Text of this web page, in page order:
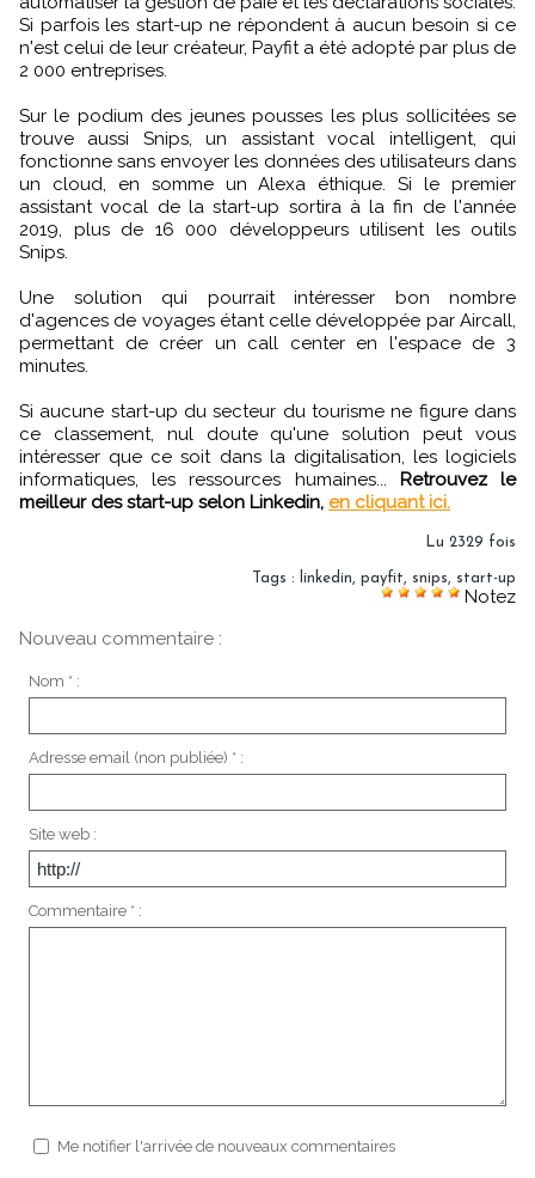
Si parfois les start-up ne répondent à aucun besoin si ce
n'est celui de leur créateur, Payfit a été adopté par plus de
2 000 entreprises.
Sur le podium des jeunes pousses les plus sollicitées se
trouve aussi Snips, un assistant vocal intelligent, qui
fonctionne sans envoyer les données des utilisateurs dans
un cloud, en somme un Alexa éthique. Si le premier
assistant vocal de la start-up sortira à la fin de l'année
2019, plus de 16 000 développeurs utilisent les outils
Snips.
Une solution qui pourrait intéresser bon nombre
d'agences de voyages étant celle développée par Aircall,
permettant de créer un call center en l'espace de 3
minutes.
Si aucune start-up du secteur du tourisme ne figure dans
ce classement, nul doute qu'une solution peut vous
intéresser que ce soit dans la digitalisation, les logiciels
informatiques, les ressources humaines... Retrouvez le
meilleur des start-up selon Linkedin, en cliquant ici.
Lu 2329 fois
Tags : linkedin, payfit, snips, start-up
Notez
Nouveau commentaire :
Nom * :
Adresse email (non publiée) * :
Site web :
Commentaire * :
Me notifier l'arrivée de nouveaux commentaires